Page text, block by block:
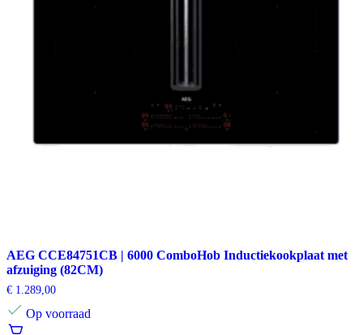
AEG CCE84751CB | 6000 ComboHob Inductiekookplaat met
afzuiging (82CM)
€ 1.289,00
Op voorraad